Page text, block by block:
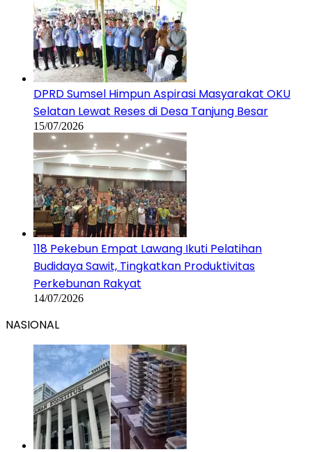
DPRD Sumsel Himpun Aspirasi Masyarakat OKU
Selatan Lewat Reses di Desa Tanjung Besar
15/07/2026
118 Pekebun Empat Lawang Ikuti Pelatihan
Budidaya Sawit, Tingkatkan Produktivitas
Perkebunan Rakyat
14/07/2026
NASIONAL